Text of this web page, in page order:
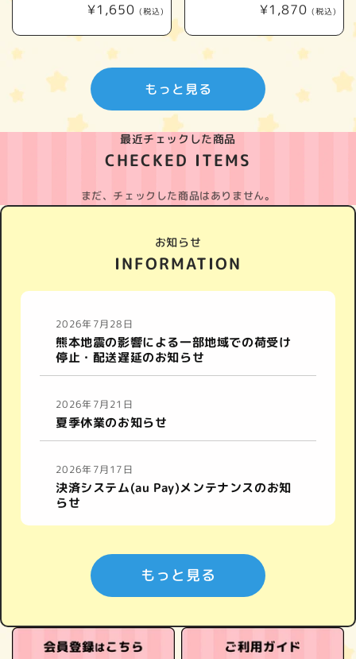
通
¥1,650 (税込)
通
価
¥1,870 (税込)
もっと見る
最近チェックした商品
CHECKED ITEMS
まだ、チェックした商品はありません。
お知らせ
INFORMATION
熊本地震の影響による一部地域での荷受け
停止・配送遅延のお知らせ
2026年7月28日
夏季休業のお知らせ
2026年7月21日
決済システム(au Pay)メンテナンスのお知
らせ
2026年7月17日
もっと見る